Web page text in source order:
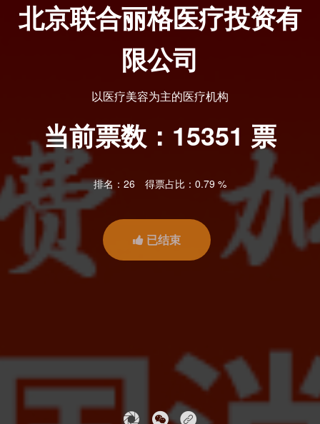
北京联合丽格医疗投资有
限公司
以医疗美容为主的医疗机构
当前票数： 15351 票
排名：26 得票占比：0.79 %
已结束